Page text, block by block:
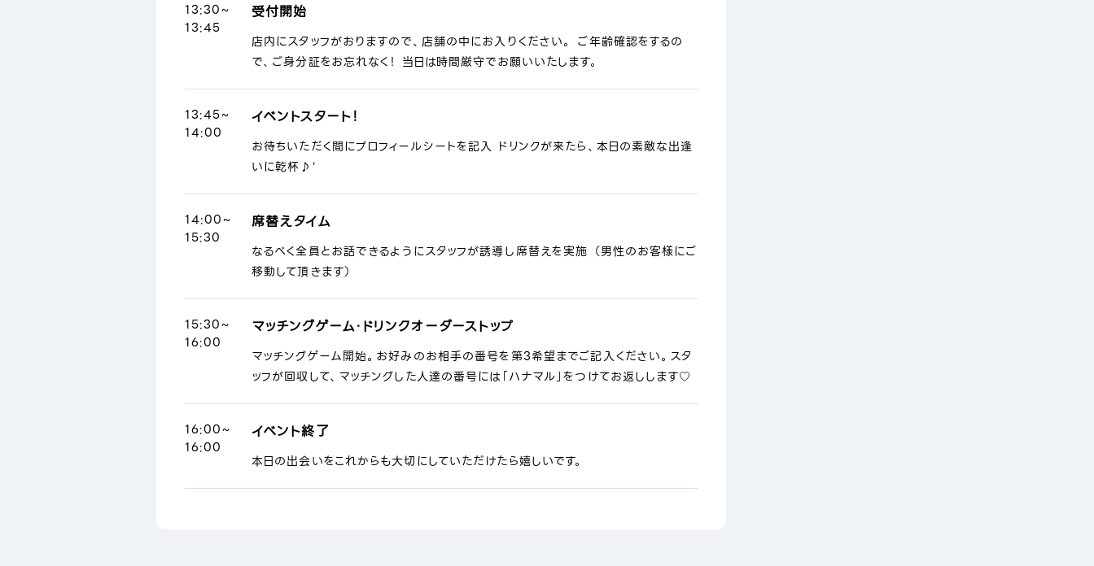
13:30~
13:45
受付開始
店内にスタッフがおりますので、店舗の中にお入りください。 ご年齢確認をするの
で、ご身分証をお忘れなく！ 当日は時間厳守でお願いいたします。
13:45~
14:00
イベントスタート！
お待ちいただく間にプロフィールシートを記入 ドリンクが来たら、本日の素敵な出逢
いに乾杯♪'
14:00~
15:30
席替えタイム
なるべく全員とお話できるようにスタッフが誘導し席替えを実施 （男性のお客様にご
移動して頂きます）
15:30~
16:00
マッチングゲーム・ドリンクオーダーストップ
マッチングゲーム開始。お好みのお相手の番号を第3希望までご記入ください。スタ
ッフが回収して、マッチングした人達の番号には「ハナマル」をつけてお返しします♡
16:00~
16:00
イベント終了
本日の出会いをこれからも大切にしていただけたら嬉しいです。